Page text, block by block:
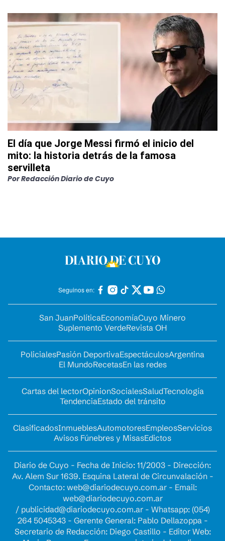
El día que Jorge Messi firmó el inicio del
mito: la historia detrás de la famosa
servilleta
PorRedacción Diario de Cuyo
Seguinos en:
San JuanPolíticaEconomíaCuyo Minero
Suplemento VerdeRevista OH
PolicialesPasión DeportivaEspectáculosArgentina
El MundoRecetasEn las redes
Cartas del lectorOpinionSocialesSaludTecnología
TendenciaEstado del tránsito
ClasificadosInmueblesAutomotoresEmpleosServicios
Avisos Fúnebres y MisasEdictos
Diario de Cuyo - Fecha de Inicio: 11/2003 - Dirección:
Av. Alem Sur 1639. Esquina Lateral de Circunvalación -
Contacto: web@diariodecuyo.com.ar- Email:
web@diariodecuyo.com.ar
/ publicidad@diariodecuyo.com.ar- Whatsapp: (054)
264 5045343 - Gerente General: Pablo Dellazoppa -
Secretario de Redacción: Diego Castillo - Editor Web: